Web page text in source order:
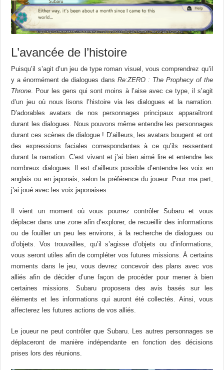
L’avancée de l’histoire
Puisqu’il s’agit d’un jeu de type roman visuel, vous comprendrez qu’il
y a énormément de dialogues dans Re:ZERO : The Prophecy of the
Throne. Pour les gens qui sont moins à l’aise avec ce type, il s’agit
d’un jeu où nous lisons l’histoire via les dialogues et la narration.
D’adorables avatars de nos personnages principaux apparaîtront
durant les dialogues. Nous pouvons même entendre les personnages
durant ces scènes de dialogue ! D’ailleurs, les avatars bougent et ont
des expressions faciales correspondantes à ce qu’ils ressentent
durant la narration. C’est vivant et j’ai bien aimé lire et entendre les
nombreux dialogues. Il est d’ailleurs possible d’entendre les voix en
anglais ou en japonais, selon la préférence du joueur. Pour ma part,
j’ai joué avec les voix japonaises.
Il vient un moment où vous pourrez contrôler Subaru et vous
déplacer dans une zone afin d’explorer, de recueillir des informations
ou de fouiller un peu les environs, à la recherche de dialogues ou
d’objets. Vos trouvailles, qu’il s’agisse d’objets ou d’informations,
vous seront utiles afin de compléter vos futures missions. À certains
moments dans le jeu, vous devrez concevoir des plans avec vos
alliés afin de décider d’une façon de procéder pour mener à bien
certaines missions. Subaru proposera des avis basés sur les
éléments et les informations qui auront été collectés. Ainsi, vous
affecterez les futures actions de vos alliés.
Le joueur ne peut contrôler que Subaru. Les autres personnages se
déplaceront de manière indépendante en fonction des décisions
prises lors des réunions.